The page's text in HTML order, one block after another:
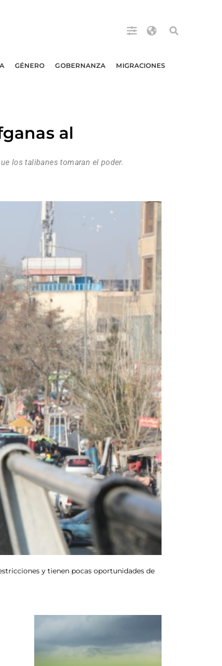
GÉNERO GOBERNANZA MIGRACIONES
al
los talibanes tomaran el poder.
y tienen pocas oportunidades de